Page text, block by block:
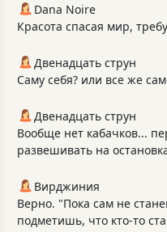
Dana Noire
Красота спасая мир,
Двенадцать струн
Саму себя? или все же
Двенадцать струн
Вообще нет кабачков...
развешивать на
Вирджиния
Верно. "Пока сам не
подметишь, что кто-то